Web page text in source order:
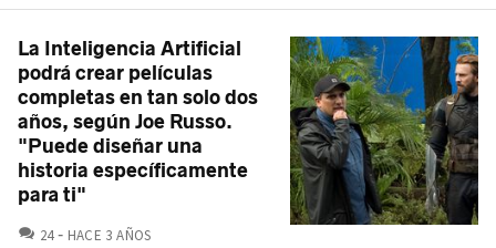
La Inteligencia Artificial
podrá crear películas
completas en tan solo dos
años, según Joe Russo.
"Puede diseñar una
historia específicamente
para ti"
24 COMENTARIOS
HACE 3 AÑOS